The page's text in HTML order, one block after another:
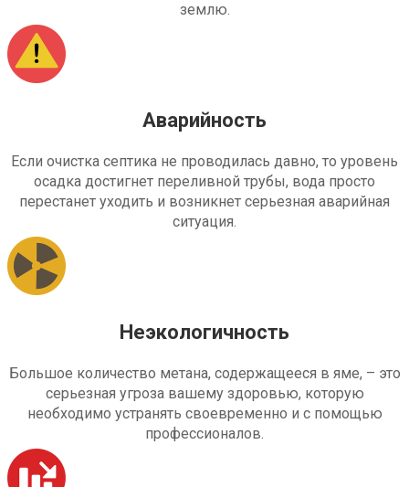
землю.
Аварийность
Если очистка септика не проводилась давно, то уровень
осадка достигнет переливной трубы, вода просто
перестанет уходить и возникнет серьезная аварийная
ситуация.
Неэкологичность
Большое количество метана, содержащееся в яме, – это
серьезная угроза вашему здоровью, которую
необходимо устранять своевременно и с помощью
профессионалов.